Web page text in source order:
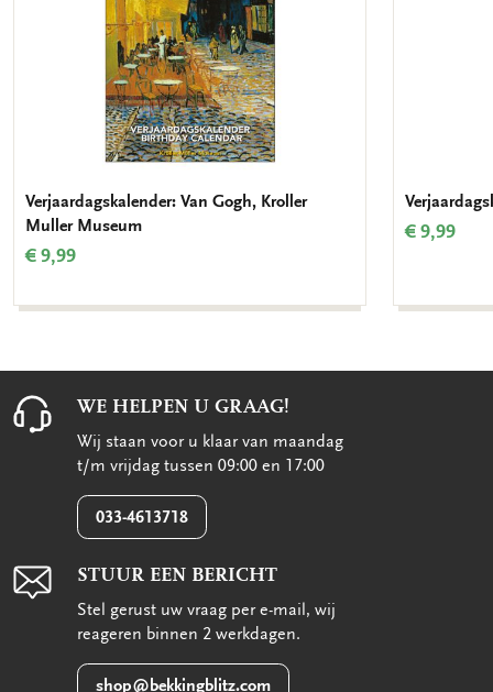
Verjaardagskalender: Van Gogh, Kroller
Muller Museum
€ 9,99
€ 9,99
WE HELPEN U GRAAG!
Wij staan voor u klaar van maandag
t/m vrijdag tussen 09:00 en 17:00
033-4613718
STUUR EEN BERICHT
Stel gerust uw vraag per e-mail, wij
reageren binnen 2 werkdagen.
shop@bekkingblitz.com